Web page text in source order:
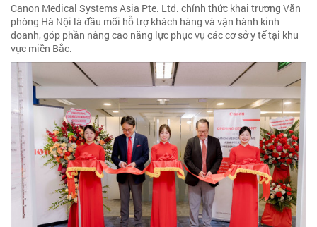
Canon Medical Systems Asia Pte. Ltd. chính thức khai trương Văn
phòng Hà Nội là đầu mối hỗ trợ khách hàng và vận hành kinh
doanh, góp phần nâng cao năng lực phục vụ các cơ sở y tế tại khu
vực miền Bắc.